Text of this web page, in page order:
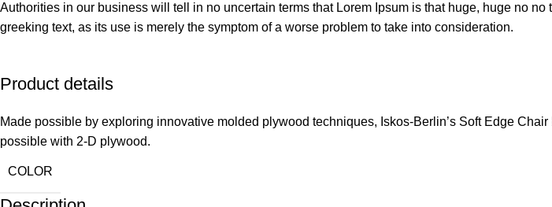
Authorities in our business will tell in no uncertain terms that Lorem Ipsum is that huge, huge no
greeking text, as its use is merely the symptom of a worse problem to take into consideration.
Product details
Made possible by exploring innovative molded plywood techniques, Iskos-Berlin’s Soft Edge
possible with 2-D plywood.
COLOR